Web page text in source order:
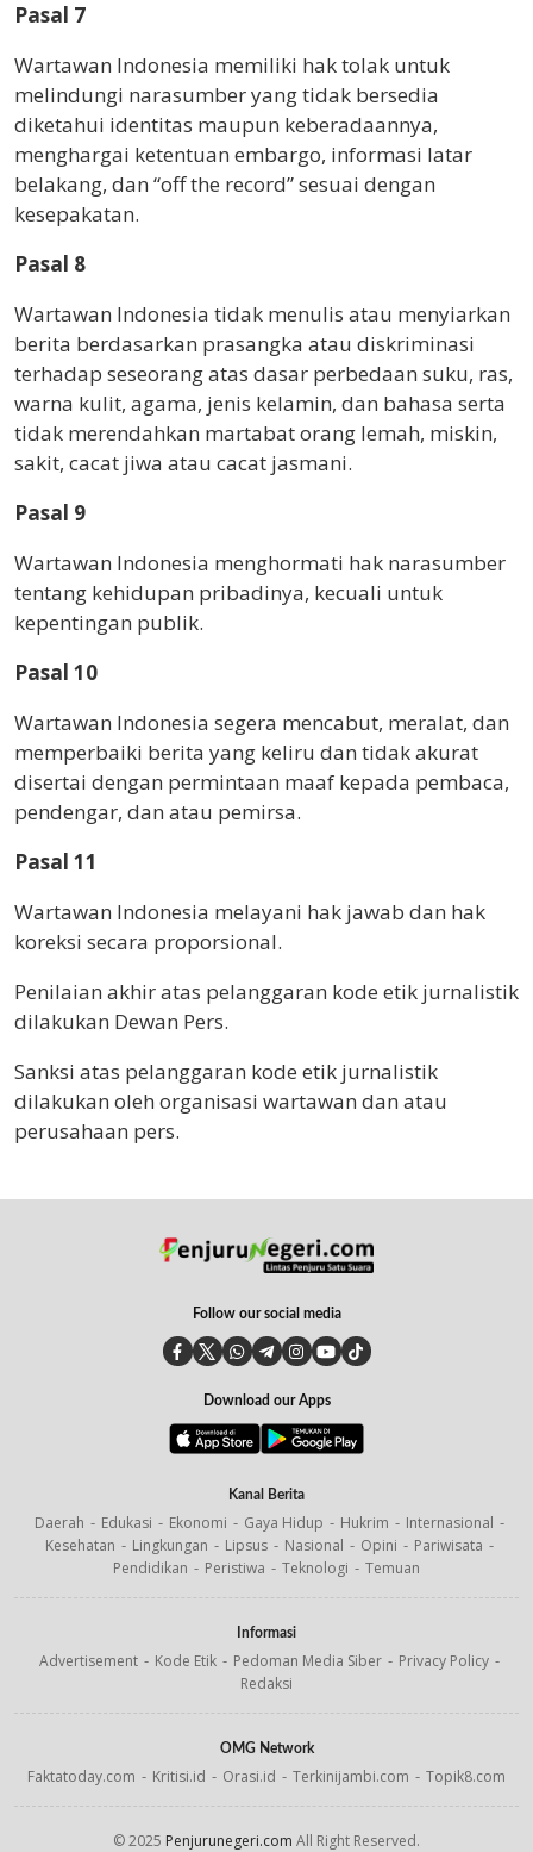
Pasal 7
Wartawan Indonesia memiliki hak tolak untuk
melindungi narasumber yang tidak bersedia
diketahui identitas maupun keberadaannya,
menghargai ketentuan embargo, informasi latar
belakang, dan “off the record” sesuai dengan
kesepakatan.
Pasal 8
Wartawan Indonesia tidak menulis atau menyiarkan
berita berdasarkan prasangka atau diskriminasi
terhadap seseorang atas dasar perbedaan suku, ras,
warna kulit, agama, jenis kelamin, dan bahasa serta
tidak merendahkan martabat orang lemah, miskin,
sakit, cacat jiwa atau cacat jasmani.
Pasal 9
Wartawan Indonesia menghormati hak narasumber
tentang kehidupan pribadinya, kecuali untuk
kepentingan publik.
Pasal 10
Wartawan Indonesia segera mencabut, meralat, dan
memperbaiki berita yang keliru dan tidak akurat
disertai dengan permintaan maaf kepada pembaca,
pendengar, dan atau pemirsa.
Pasal 11
Wartawan Indonesia melayani hak jawab dan hak
koreksi secara proporsional.
Penilaian akhir atas pelanggaran kode etik jurnalistik
dilakukan Dewan Pers.
Sanksi atas pelanggaran kode etik jurnalistik
dilakukan oleh organisasi wartawan dan atau
perusahaan pers.
Follow our social media
Download our Apps
Kanal Berita
Daerah Edukasi Ekonomi Gaya Hidup Hukrim
Internasional
Kesehatan
Lingkungan Lipsus Nasional Opini
Pariwisata
Pendidikan
Peristiwa Teknologi Temuan
Informasi
Advertisement Kode Etik Pedoman Media Siber
Privacy Policy
Redaksi
OMG Network
Faktatoday.com Kritisi.id Orasi.id Terkinijambi.com Topik8.com
© 2025 Penjurunegeri.com All Right Reserved.